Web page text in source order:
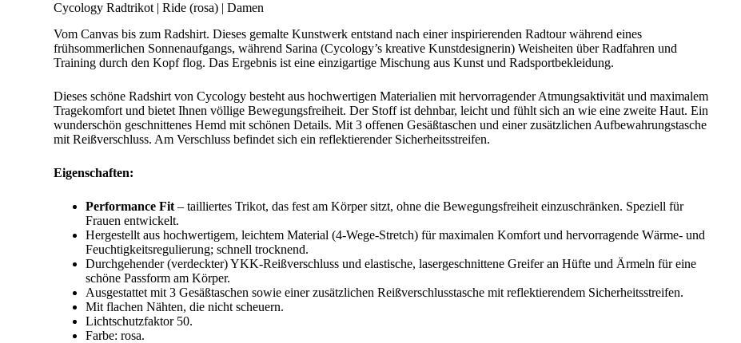
Cycology Radtrikot | Ride (rosa) | Damen
Vom Canvas bis zum Radshirt. Dieses gemalte Kunstwerk entstand nach einer inspirierenden Radtour während eines
frühsommerlichen Sonnenaufgangs, während Sarina (Cycology’s kreative Kunstdesignerin) Weisheiten über Radfahren und
Training durch den Kopf flog. Das Ergebnis ist eine einzigartige Mischung aus Kunst und Radsportbekleidung.
Dieses schöne Radshirt von Cycology besteht aus hochwertigen Materialien mit hervorragender Atmungsaktivität und maximalem
Tragekomfort und bietet Ihnen völlige Bewegungsfreiheit. Der Stoff ist dehnbar, leicht und fühlt sich an wie eine zweite Haut. Ein
wunderschön geschnittenes Hemd mit schönen Details. Mit 3 offenen Gesäßtaschen und einer zusätzlichen Aufbewahrungstasche
mit Reißverschluss. Am Verschluss befindet sich ein reflektierender Sicherheitsstreifen.
Eigenschaften:
Performance Fit – tailliertes Trikot, das fest am Körper sitzt, ohne die Bewegungsfreiheit einzuschränken. Speziell für
Frauen entwickelt.
Hergestellt aus hochwertigem, leichtem Material (4-Wege-Stretch) für maximalen Komfort und hervorragende Wärme- und
Feuchtigkeitsregulierung; schnell trocknend.
Durchgehender (verdeckter) YKK-Reißverschluss und elastische, lasergeschnittene Greifer an Hüfte und Ärmeln für eine
schöne Passform am Körper.
Ausgestattet mit 3 Gesäßtaschen sowie einer zusätzlichen Reißverschlusstasche mit reflektierendem Sicherheitsstreifen.
Mit flachen Nähten, die nicht scheuern.
Lichtschutzfaktor 50.
Farbe: rosa.